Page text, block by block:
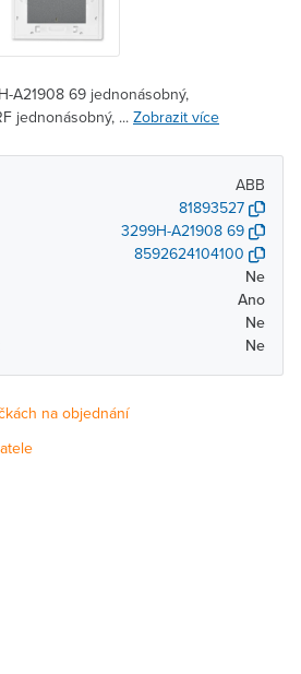
A21908 69 jednonásobný,
jednonásobný, ... Zobrazit více
ABB
81893527
3299H-A21908 69
8592624104100
Ne
Ano
Ne
Ne
na objednání